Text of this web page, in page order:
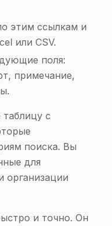
этим ссылкам и
или CSV.
поля:
примечание,
с
поиска. Вы
для
организации
и точно. Он